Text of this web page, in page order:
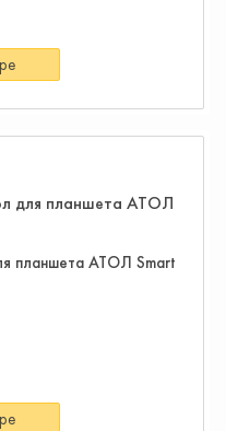
планшета АТОЛ Smart